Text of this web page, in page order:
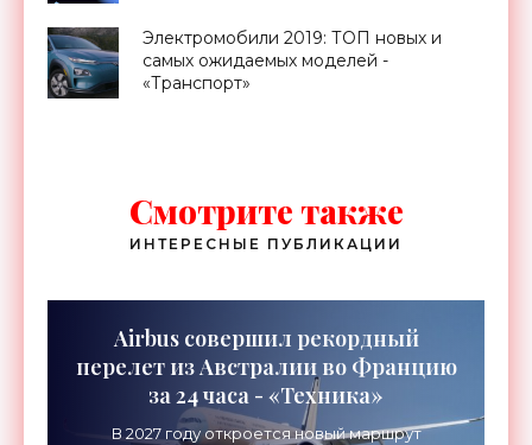
Электромобили 2019: ТОП новых и
самых ожидаемых моделей -
«Транспорт»
Смотрите также
ИНТЕРЕСНЫЕ ПУБЛИКАЦИИ
Airbus совершил рекордный
перелет из Австралии во Францию
за 24 часа - «Техника»
В 2027 году откроется новый маршрут